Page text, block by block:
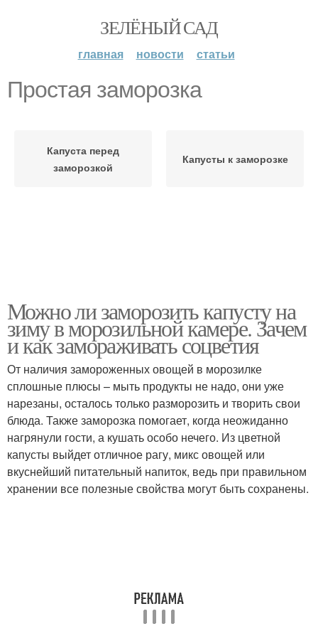
ЗЕЛЁНЫЙ САД
главная новости статьи
Простая заморозка
Капуста перед
заморозкой
Капусты к заморозке
Можно ли заморозить капусту на
зиму в морозильной камере. Зачем
и как замораживать соцветия
От наличия замороженных овощей в морозилке
сплошные плюсы – мыть продукты не надо, они уже
нарезаны, осталось только разморозить и творить свои
блюда. Также заморозка помогает, когда неожиданно
нагрянули гости, а кушать особо нечего. Из цветной
капусты выйдет отличное рагу, микс овощей или
вкуснейший питательный напиток, ведь при правильном
хранении все полезные свойства могут быть сохранены.